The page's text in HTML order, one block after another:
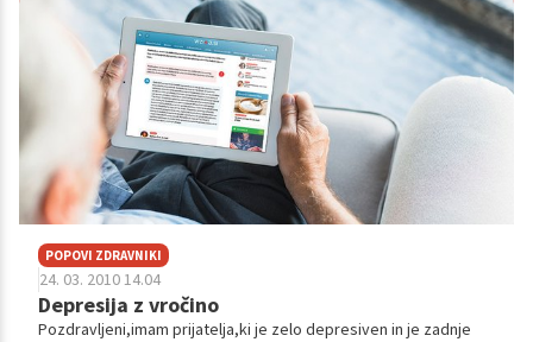
POPOVI ZDRAVNIKI
24. 03. 2010 14.04
Depresija z vročino
Pozdravljeni,imam prijatelja,ki je zelo depresiven in je zadnje